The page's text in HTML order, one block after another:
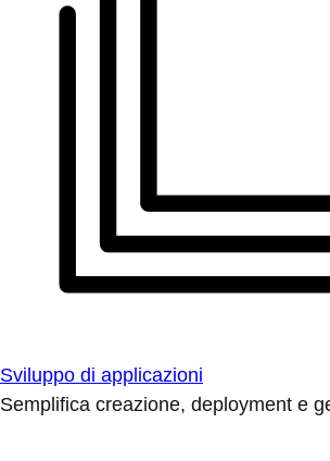
Sviluppo di applicazioni
Semplifica creazione, deployment e